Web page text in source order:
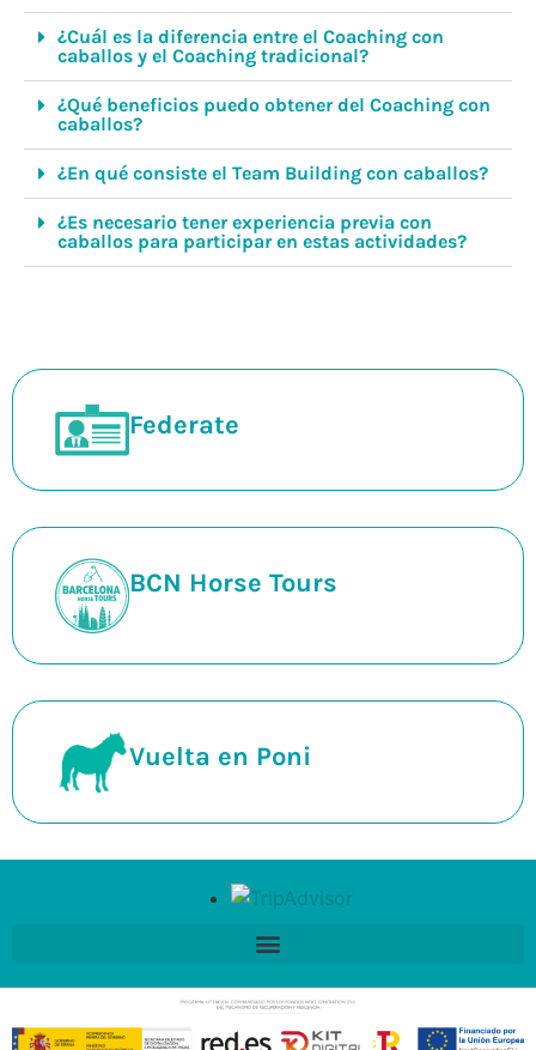
¿Cuál es la diferencia entre el Coaching con
caballos y el Coaching tradicional?
¿Qué beneficios puedo obtener del Coaching con
caballos?
¿En qué consiste el Team Building con caballos?
¿Es necesario tener experiencia previa con
caballos para participar en estas actividades?
Federate
BCN Horse Tours
Vuelta en Poni